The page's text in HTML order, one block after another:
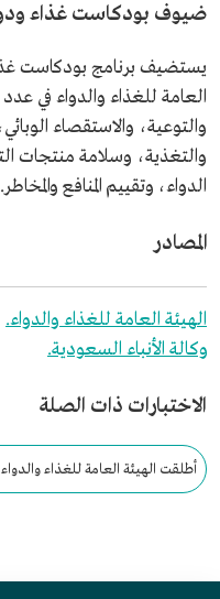
ضيوف بودكاست غذاء
يستضيف برنامج بودكاست
العامة للغذاء والدواء في
والتوعية، والاستقصاء
والتغذية، وسلامة منتجات
الدواء، وتقييم المنافع والمخاطر.
المصادر
الهيئة العامة للغذاء والدواء.
وكالة الأنباء السعودية.
الاختبارات ذات الصلة
أطلقت الهيئة العامة للغذاء